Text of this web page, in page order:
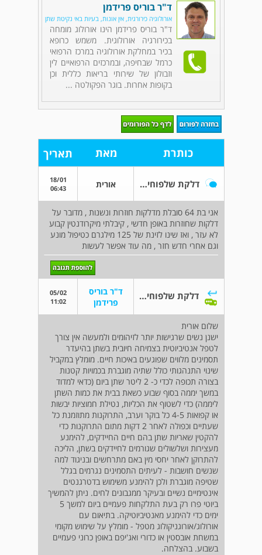
ד"ר בוריס פרידמן
אורולוגיה כירורגית, אין אונות, בעיות באי נקיטת שתן
ד"ר בוריס פרידמן הינו אורולוג מומחה
בכירורגיה אורולוגית. משמש כרופא
בכיר במחלקת אורולוגיה במרכז הרפואי
כרמל שבחיפה, ובמרכזים הרפואיים לין
וזבולון של שירותי בריאות כללית וכן
בקופות אחרות. בוגר הפקולטה ...
כותרת מאת תאריך
דלקת שלפוחית שתן חוזרת אורית
18/01
06:43
אני בת 64 סובלת מדלקות חוזרות ונשנות , מדובר על
דלקות שחוזרות באופן חדשי , קיבלתי מיקרודנטין קבוע
לא עזר , ואז שינו לזינת של 125 מילגרם כטיפול מונע
וגם אחרי חדש חזר , מה עוד אפשר לעשות
דלקת שלפוחית שתן חוזרת
ד"ר בוריס
פרידמן
05/02
11:02
שלום אורית
ישנן נשים שרגישות יותר לזיהומים ולמעשה אין צורך
לטפל אנטיביוטית בצמיחה חיובית בשתן בהיעדר
תסמינים מלווים שפוגעים באיכות חיים. מומלץ במקביל
שינוי התנהגותי כולל שתיה מוגברת בכמויות קטנות
בצורה תכופה לכדי כ- 2 ליטר שתן ביום (כדאי למדוד
במשך יממה בסוף שבוע כשאת בבית את כמות השתן
ליממה) כדי לשטוף את הכליות, נטילת חמוציות יבשות
או קפואות 4-5 כל בוקר וערב, התרוקנות מתוזמנת כל
שעתיים וכפולה לאחר 2 דקות מתום התרוקנות כדי
להקטין שאריות שתן בהם חיים החיידקים, להימנע
מעצירות ושלשולים שגורמים לחיידקים בשתן, הליכה
להתרוקן לאחר יחסי מין באם מתרחשים ובניגוד למה
שנשים חושבות - לעיתים התסמינים נגרמים בגלל
שטיפה מוגברת ולכן להימנע משימוש בדטרגנטים
אינטימיים נשיים ובעיקר ממגבונים לחים. ניתן להמשיך
ביוטי פרו רק בעת התלקחות פעמיים ביום למשך 5
ימים כדי להימנע מאנטיביוטיקה. בתיאום עם
אורולוג/אורוגניקולוג מטפל - מומלץ על שימוש מקומי
במשחת אובסטין או כדורי ואג'יפם באופן כרוני פעמיים
בשבוע. בהצלחה.